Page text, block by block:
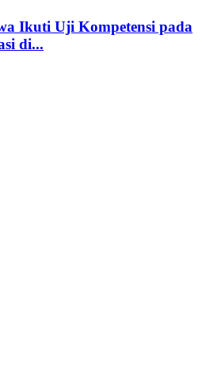
Ikuti Uji Kompetensi pada
di...